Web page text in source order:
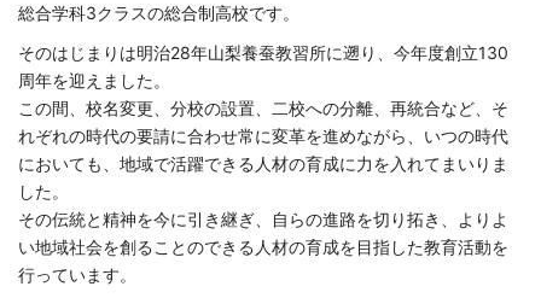
総合学科3クラスの総合制高校です。
そのはじまりは明治28年山梨養蚕教習所に遡り、今年度創立130
周年を迎えました。
この間、校名変更、分校の設置、二校への分離、再統合など、そ
れぞれの時代の要請に合わせ常に変革を進めながら、いつの時代
においても、地域で活躍できる人材の育成に力を入れてまいりま
した。
その伝統と精神を今に引き継ぎ、自らの進路を切り拓き、よりよ
い地域社会を創ることのできる人材の育成を目指した教育活動を
行っています。